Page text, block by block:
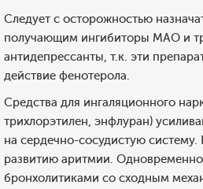
Следует с осторожностью
получающим ингибиторы МАО и
антидепрессанты, т.к. эти
действие фенотерола.
Средства для ингаляционного
трихлорэтилен, энфлуран)
на сердечно-сосудистую систему.
развитию аритмии.
бронхолитиками со сходным